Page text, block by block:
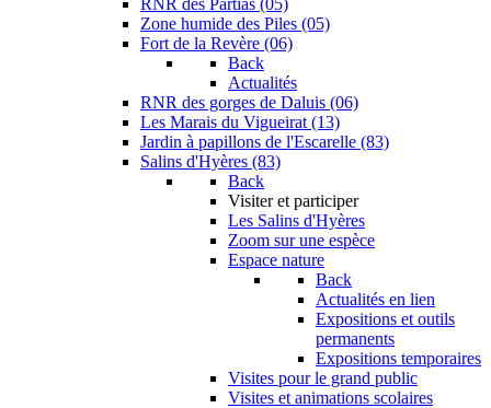
RNR des Partias (05)
Zone humide des Piles (05)
Fort de la Revère (06)
Back
Actualités
RNR des gorges de Daluis (06)
Les Marais du Vigueirat (13)
Jardin à papillons de l'Escarelle (83)
Salins d'Hyères (83)
Back
Visiter et participer
Les Salins d'Hyères
Zoom sur une espèce
Espace nature
Back
Actualités en lien
Expositions et outils
permanents
Expositions temporaires
Visites pour le grand public
Visites et animations scolaires